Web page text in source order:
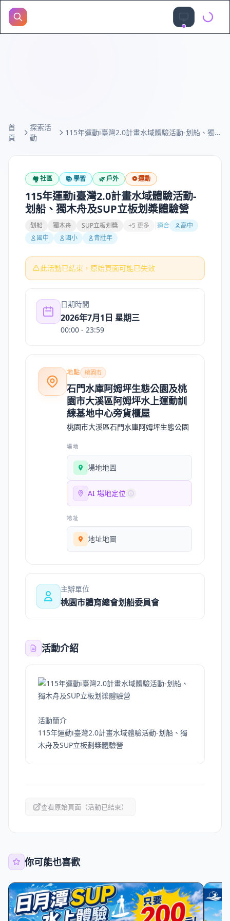
首
頁
探索活
動
115年運動i臺灣2.0計畫水域體驗活動-划船、獨木舟及SUP立板划槳體驗營
🏘️社區 📚學習 🌿戶外 ⚽運動
115年運動i臺灣2.0計畫水域體驗活動-
划船、獨木舟及SUP立板划槳體驗營
划船 獨木舟 SUP立板划槳 +5 更多 適合
高中
國中
國小 青壯年
此活動已結束，原始頁面可能已失效
日期時間
2026年7月1日 星期三
00:00 - 23:59
地點 桃園市
石門水庫阿姆坪生態公園及桃
園市大溪區阿姆坪水上運動訓
練基地中心旁貨櫃屋
桃園市大溪區石門水庫阿姆坪生態公園
場地
場地地圖
AI 場地定位
地址
地址地圖
主辦單位
桃園市體育總會划船委員會
活動介紹
活動簡介
115年運動i臺灣2.0計畫水域體驗活動-划船、獨
木舟及SUP立板劃槳體驗營
查看原始頁面（活動已結束）
你可能也喜歡